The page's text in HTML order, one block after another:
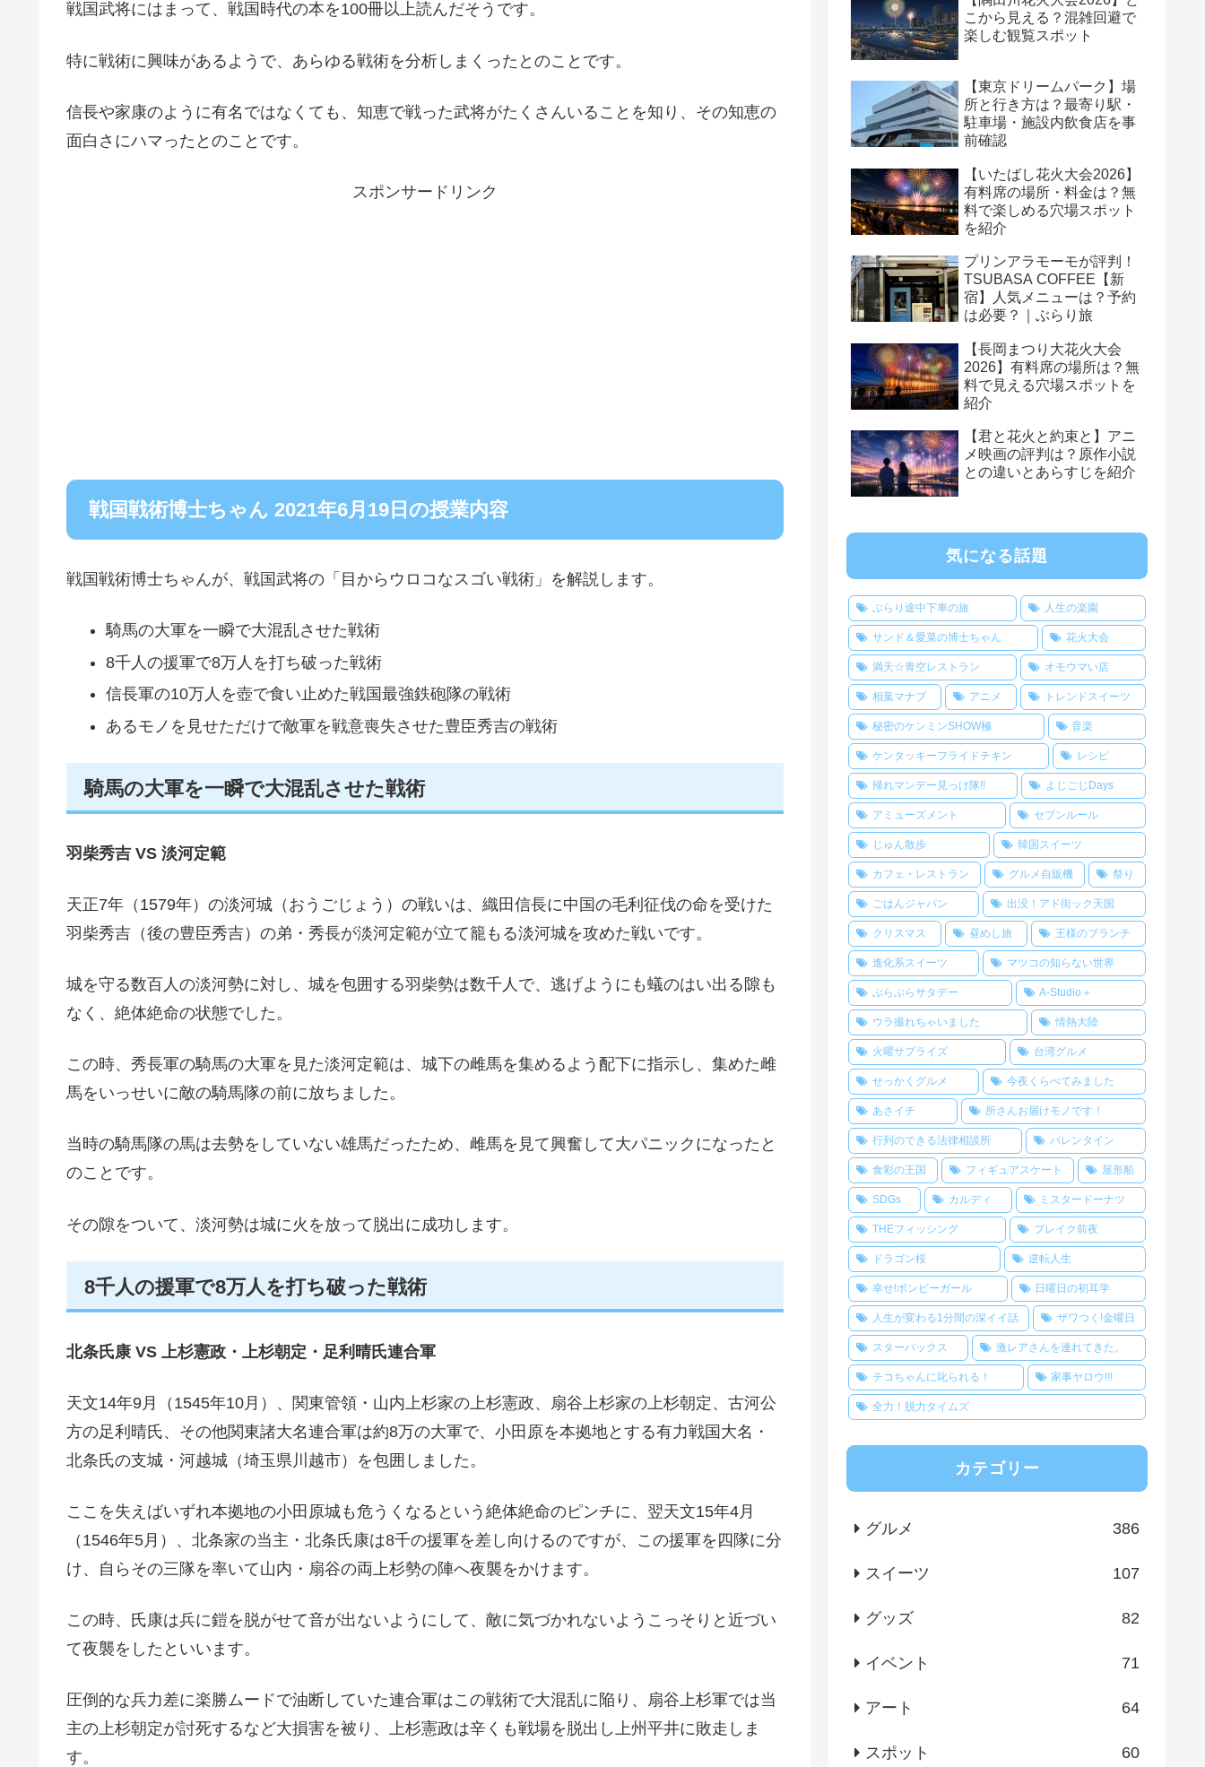
戦国武将にはまって、戦国時代の本を100冊以上読んだそうです。
特に戦術に興味があるようで、あらゆる戦術を分析しまくったとのことです。
信長や家康のように有名ではなくても、知恵で戦った武将がたくさんいることを知り、その知恵の
面白さにハマったとのことです。
スポンサードリンク
戦国戦術博士ちゃん 2021年6月19日の授業内容
戦国戦術博士ちゃんが、戦国武将の「目からウロコなスゴい戦術」を解説します。
騎馬の大軍を一瞬で大混乱させた戦術
8千人の援軍で8万人を打ち破った戦術
信長軍の10万人を壺で食い止めた戦国最強鉄砲隊の戦術
あるモノを見せただけで敵軍を戦意喪失させた豊臣秀吉の戦術
騎馬の大軍を一瞬で大混乱させた戦術
羽柴秀吉 VS 淡河定範
天正7年（1579年）の淡河城（おうごじょう）の戦いは、織田信長に中国の毛利征伐の命を受けた
羽柴秀吉（後の豊臣秀吉）の弟・秀長が淡河定範が立て籠もる淡河城を攻めた戦いです。
城を守る数百人の淡河勢に対し、城を包囲する羽柴勢は数千人で、逃げようにも蟻のはい出る隙も
なく、絶体絶命の状態でした。
この時、秀長軍の騎馬の大軍を見た淡河定範は、城下の雌馬を集めるよう配下に指示し、集めた雌
馬をいっせいに敵の騎馬隊の前に放ちました。
当時の騎馬隊の馬は去勢をしていない雄馬だったため、雌馬を見て興奮して大パニックになったと
のことです。
その隙をついて、淡河勢は城に火を放って脱出に成功します。
8千人の援軍で8万人を打ち破った戦術
北条氏康 VS 上杉憲政・上杉朝定・足利晴氏連合軍
天文14年9月（1545年10月）、関東管領・山内上杉家の上杉憲政、扇谷上杉家の上杉朝定、古河公
方の足利晴氏、その他関東諸大名連合軍は約8万の大軍で、小田原を本拠地とする有力戦国大名・
北条氏の支城・河越城（埼玉県川越市）を包囲しました。
ここを失えばいずれ本拠地の小田原城も危うくなるという絶体絶命のピンチに、翌天文15年4月
（1546年5月）、北条家の当主・北条氏康は8千の援軍を差し向けるのですが、この援軍を四隊に分
け、自らその三隊を率いて山内・扇谷の両上杉勢の陣へ夜襲をかけます。
この時、氏康は兵に鎧を脱がせて音が出ないようにして、敵に気づかれないようこっそりと近づい
て夜襲をしたといいます。
圧倒的な兵力差に楽勝ムードで油断していた連合軍はこの戦術で大混乱に陥り、扇谷上杉軍では当
主の上杉朝定が討死するなど大損害を被り、上杉憲政は辛くも戦場を脱出し上州平井に敗走しま
す。
こから見える？混雑回避で
楽しむ観覧スポット
【東京ドリームパーク】場
所と行き方は？最寄り駅・
駐車場・施設内飲食店を事
前確認
【いたばし花火大会2026】
有料席の場所・料金は？無
料で楽しめる穴場スポット
を紹介
プリンアラモーモが評判！
TSUBASA COFFEE【新
宿】人気メニューは？予約
は必要？｜ぶらり旅
【長岡まつり大花火大会
2026】有料席の場所は？無
料で見える穴場スポットを
紹介
【君と花火と約束と】アニ
メ映画の評判は？原作小説
との違いとあらすじを紹介
気になる話題
ぶらり途中下車の旅 人生の楽園
サンド＆愛菜の博士ちゃん 花火大会
満天☆青空レストラン オモウマい店
相葉マナブ アニメ トレンドスイーツ
秘密のケンミンSHOW極 音楽
ケンタッキーフライドチキン レシピ
帰れマンデー見っけ隊!! よじごじDays
アミューズメント セブンルール
じゅん散歩 韓国スイーツ
カフェ・レストラン グルメ自販機 祭り
ごはんジャパン 出没！アド街ック天国
クリスマス 昼めし旅 王様のブランチ
進化系スイーツ マツコの知らない世界
ぶらぶらサタデー A-Studio＋
ウラ撮れちゃいました 情熱大陸
火曜サプライズ 台湾グルメ
せっかくグルメ 今夜くらべてみました
あさイチ 所さんお届けモノです！
行列のできる法律相談所 バレンタイン
食彩の王国 フィギュアスケート 屋形船
SDGs カルディ ミスタードーナツ
THEフィッシング ブレイク前夜
ドラゴン桜 逆転人生
幸せ!ボンビーガール 日曜日の初耳学
人生が変わる1分間の深イイ話 ザワつく!金曜日
スターバックス 激レアさんを連れてきた。
チコちゃんに叱られる！ 家事ヤロウ!!!
全力！脱力タイムズ
カテゴリー
グルメ 386
スイーツ 107
グッズ 82
イベント 71
アート 64
スポット 60